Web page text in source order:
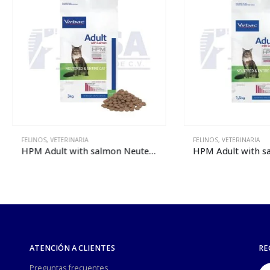
VETERINARIA
HPM Adult with salmon Neutered & Entire Cat – 3 kg
VETERINARIA
ATENCIÓN A CLIENTES
Preguntas frecuentes